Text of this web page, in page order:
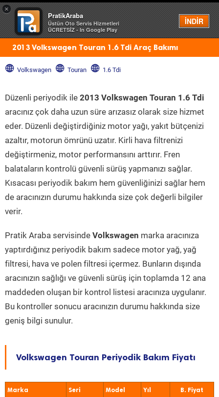
×
PratikAraba
Üstün Oto Servis Hizmetleri
ÜCRETSİZ - In Google Play
İNDİR
Menü
2013 Volkswagen Touran 1.6 Tdi Araç Bakımı
Volkswagen Touran 1.6 Tdi
Düzenli periyodik ile 2013 Volkswagen Touran 1.6 Tdi
aracınız çok daha uzun süre arızasız olarak size hizmet
eder. Düzenli değiştirdiğiniz motor yağı, yakıt bütçenizi
azaltır, motorun ömrünü uzatır. Kirli hava filtrenizi
değiştirmeniz, motor performansını arttırır. Fren
balataların kontrolü güvenli sürüş yapmanızı sağlar.
Kısacası periyodik bakım hem güvenliğinizi sağlar hem
de aracınızın durumu hakkında size çok değerli bilgiler
verir.
Pratik Araba servisinde Volkswagen marka aracınıza
yaptırdığınız periyodik bakım sadece motor yağ, yağ
filtresi, hava ve polen filtresi içermez. Bunların dışında
aracınızın sağlığı ve güvenli sürüş için toplamda 12 ana
maddeden oluşan bir kontrol listesi aracınıza uygulanır.
Bu kontroller sonucu aracınızın durumu hakkında size
geniş bilgi sunulur.
Volkswagen Touran Periyodik Bakım Fiyatı
Marka Seri Model Yıl